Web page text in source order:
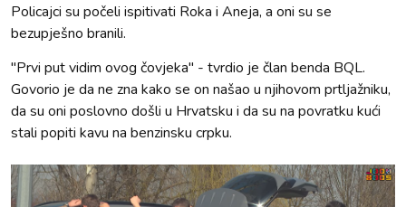
Policajci su počeli ispitivati Roka i Aneja, a oni su se
bezupješno branili.
"Prvi put vidim ovog čovjeka" - tvrdio je član benda BQL.
Govorio je da ne zna kako se on našao u njihovom prtljažniku,
da su oni poslovno došli u Hrvatsku i da su na povratku kući
stali popiti kavu na benzinsku crpku.